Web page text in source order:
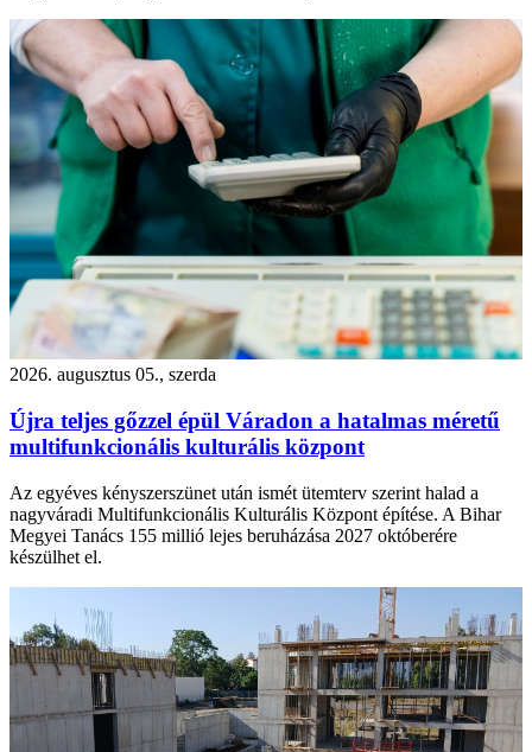
2026. augusztus 05., szerda
Újra teljes gőzzel épül Váradon a hatalmas méretű
multifunkcionális kulturális központ
Az egyéves kényszerszünet után ismét ütemterv szerint halad a
nagyváradi Multifunkcionális Kulturális Központ építése. A Bihar
Megyei Tanács 155 millió lejes beruházása 2027 októberére
készülhet el.